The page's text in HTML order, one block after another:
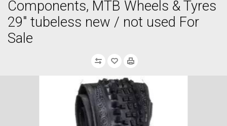
Components, MTB Wheels & Tyres
29" tubeless new / not used For
Sale